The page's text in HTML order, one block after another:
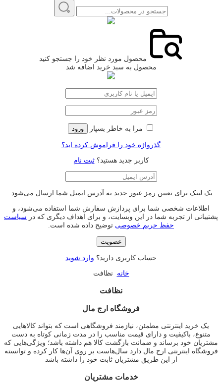
محصول مورد نظر خود را جستجو کنید
محصول به سبد خرید اضافه شد
مرا به خاطر بسپار ورود
گذرواژه خود را فراموش کرده اید؟
کاربر جدید هستید؟ثبت نام
یک لینک برای تعیین رمز عبور جدید به آدرس ایمیل شما ارسال می‌شود.
اطلاعات شخصی شما برای پردازش سفارش شما استفاده می‌شود، و
پشتیبانی از تجربه شما در این وبسایت، و برای اهداف دیگری که در سیاست
حفظ حریم خصوصی توضیح داده شده است.
عضویت
حساب کاربری دارید؟ وارد شوید
خانه نظافت
نظافت
فروشگاه ارج مال
یک خرید اینترنتی مطمئن، نیازمند فروشگاهی است که بتواند کالاهایی
متنوع، باکیفیت و دارای قیمت مناسب را در مدت زمانی کوتاه به دست
مشتریان خود برساند و ضمانت بازگشت کالا هم داشته باشد؛ ویژگی‌هایی که
فروشگاه اینترنتی ارج مال دارد سال‌هاست بر روی آن‌ها کار کرده و توانسته
از این طریق مشتریان ثابت خود را داشته باشد
خدمات مشتریان